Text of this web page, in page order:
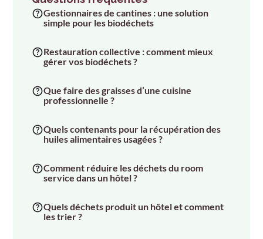
Gestionnaires de cantines : une solution
simple pour les biodéchets
Restauration collective : comment mieux
gérer vos biodéchets ?
Que faire des graisses d’une cuisine
professionnelle ?
Quels contenants pour la récupération des
huiles alimentaires usagées ?
Comment réduire les déchets du room
service dans un hôtel ?
Quels déchets produit un hôtel et comment
les trier ?